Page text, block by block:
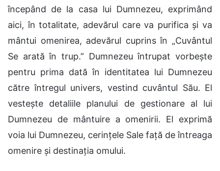
începând de la casa lui Dumnezeu, exprimând
aici, în totalitate, adevărul care va purifica și va
mântui omenirea, adevărul cuprins în „Cuvântul
Se arată în trup.” Dumnezeu întrupat vorbește
pentru prima dată în identitatea lui Dumnezeu
către întregul univers, vestind cuvântul Său. El
vestește detaliile planului de gestionare al lui
Dumnezeu de mântuire a omenirii. El exprimă
voia lui Dumnezeu, cerințele Sale față de întreaga
omenire și destinația omului.